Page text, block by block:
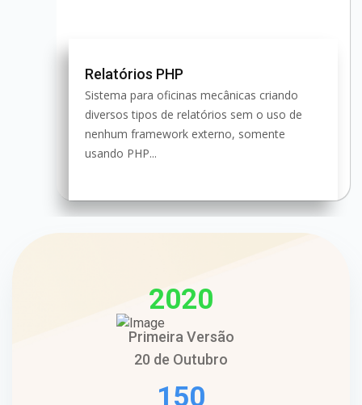
Relatórios PHP
Sistema para oficinas mecânicas criando
diversos tipos de relatórios sem o uso de
nenhum framework externo, somente
usando PHP...
2020
Primeira Versão
20 de Outubro
150